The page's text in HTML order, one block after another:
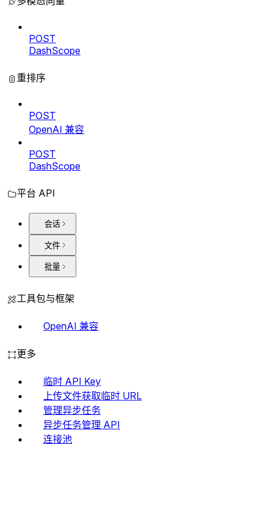
POST
DashScope
重排序
POST
OpenAI 兼容
POST
DashScope
平台 API
会话
文件
批量
工具包与框架
OpenAI 兼容
更多
临时 API Key
上传文件获取临时 URL
管理异步任务
异步任务管理 API
连接池